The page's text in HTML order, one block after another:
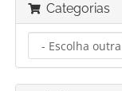
Categorias